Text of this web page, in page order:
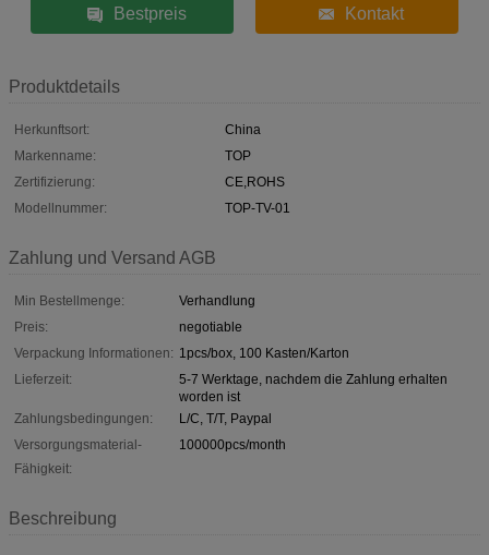
Bestpreis Kontakt
Produktdetails
Herkunftsort:
China
Markenname:
TOP
Zertifizierung:
CE,ROHS
Modellnummer:
TOP-TV-01
Zahlung und Versand AGB
Min Bestellmenge:
Verhandlung
Preis:
negotiable
Verpackung Informationen: 1pcs/box, 100 Kasten/Karton
Lieferzeit:
5-7 Werktage, nachdem die Zahlung erhalten
worden ist
Zahlungsbedingungen:
L/C, T/T, Paypal
Versorgungsmaterial-
Fähigkeit:
100000pcs/month
Beschreibung